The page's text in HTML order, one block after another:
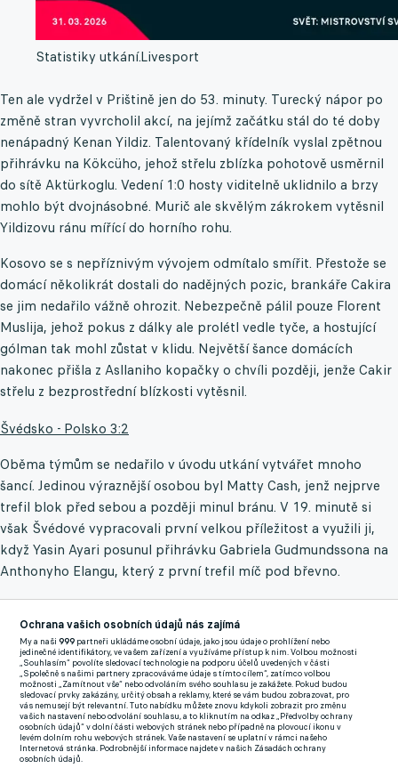
Statistiky utkání.Livesport
Ten ale vydržel v Prištině jen do 53. minuty. Turecký nápor po
změně stran vyvrcholil akcí, na jejímž začátku stál do té doby
nenápadný Kenan Yildiz. Talentovaný křídelník vyslal zpětnou
přihrávku na Kökcüho, jehož střelu zblízka pohotově usměrnil
do sítě Aktürkoglu. Vedení 1:0 hosty viditelně uklidnilo a brzy
mohlo být dvojnásobné. Murič ale skvělým zákrokem vytěsnil
Yildizovu ránu mířící do horního rohu.
Kosovo se s nepříznivým vývojem odmítalo smířit. Přestože se
domácí několikrát dostali do nadějných pozic, brankáře Cakira
se jim nedařilo vážně ohrozit. Nebezpečně pálil pouze Florent
Muslija, jehož pokus z dálky ale prolétl vedle tyče, a hostující
gólman tak mohl zůstat v klidu. Největší šance domácích
nakonec přišla z Asllaniho kopačky o chvíli později, jenže Cakir
střelu z bezprostřední blízkosti vytěsnil.
Švédsko - Polsko 3:2
Oběma týmům se nedařilo v úvodu utkání vytvářet mnoho
šancí. Jedinou výraznější osobou byl Matty Cash, jenž nejprve
trefil blok před sebou a později minul bránu. V 19. minutě si
však Švédové vypracovali první velkou příležitost a využili ji,
když Yasin Ayari posunul přihrávku Gabriela Gudmundssona na
Anthonyho Elangu, který z první trefil míč pod břevno.
Kristoffer Nordfeldt ale jeho střelu z voleje vyrazil. Ve 33.
minutě však švédského gólmana překonal Nicola Zalewski,
který se prosadil i přesto, že si Nordfeldt na míč sáhl. Střelec
gólu nicméně před přestávkou fauloval Elangu. Benjamin
Nygrén z následného volného přímého kopu poslal do vápna
centr, po kterém Gustaf Lagerbielke hlavou překonal Kamila
Grabaru. Polsko mělo před pauzou ještě jednu šanci, když se
Ochrana vašich osobních údajů nás zajímá
My a naši999 partneři ukládáme osobní údaje, jako jsou údaje o prohlížení nebo
jedinečné identifikátory, ve vašem zařízení a využíváme přístup k nim. Volbou možnosti
„Souhlasím“ povolíte sledovací technologie na podporu účelů uvedených v části
„Společně s našimi partnery zpracováváme údaje s tímto cílem“, zatímco volbou
možnosti „Zamítnout vše“ nebo odvoláním svého souhlasu je zakážete. Pokud budou
sledovací prvky zakázány, určitý obsah a reklamy, které se vám budou zobrazovat, pro
vás nemusejí být relevantní. Tuto nabídku můžete znovu kdykoli zobrazit pro změnu
vašich nastavení nebo odvolání souhlasu, a to kliknutím na odkaz „Předvolby ochrany
osobních údajů“ v dolní části webových stránek nebo případně na plovoucí ikonu v
levém dolním rohu webových stránek. Vaše nastavení se uplatní v rámci našeho
Internetová stránka. Podrobnější informace najdete v našich Zásadách ochrany
osobních údajů.